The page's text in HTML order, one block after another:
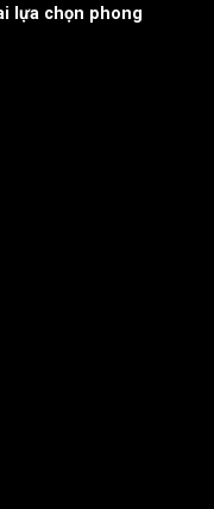
lựa chọn phong